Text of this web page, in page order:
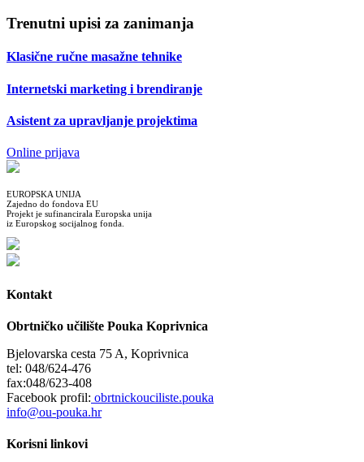
Trenutni upisi za zanimanja
Klasične ručne masažne tehnike
Internetski marketing i brendiranje
Asistent za upravljanje projektima
Online prijava
EUROPSKA UNIJA
Zajedno do fondova EU
Projekt je sufinancirala Europska unija
iz Europskog socijalnog fonda.
Kontakt
Obrtničko učilište Pouka Koprivnica
Bjelovarska cesta 75 A, Koprivnica
tel: 048/624-476
fax:048/623-408
Facebook profil: obrtnickouciliste.pouka
info@ou-pouka.hr
Korisni linkovi